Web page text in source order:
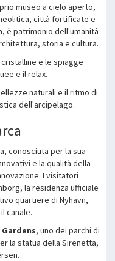
museo a cielo aperto,
città fortificate e
è patrimonio dell'umanità
storia e cultura.
e le spiagge
e il relax.
naturali e il ritmo di
dell'arcipelago.
conosciuta per la sua
e la qualità della
I visitatori
la residenza ufficiale
quartiere di Nyhavn,
canale.
, uno dei parchi di
la statua della Sirenetta,